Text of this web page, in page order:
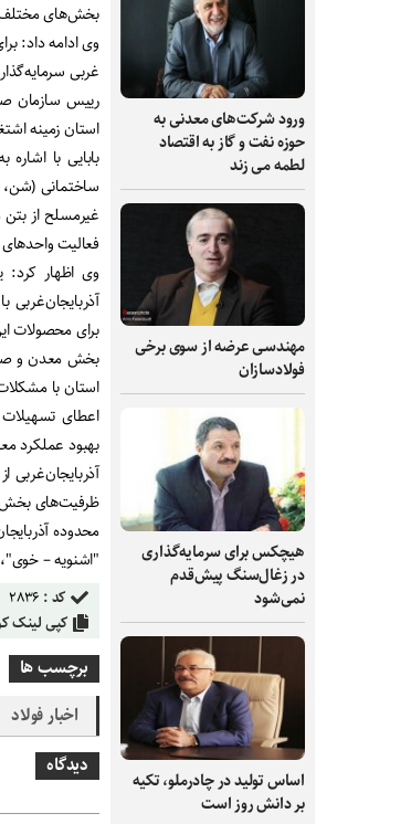
ورود شرکت‌های معدنی به
حوزه نفت و گاز به اقتصاد
لطمه می زند
مهندسی عرضه از سوی برخی
فولادسازان
هیچکس برای سرمایه‌گذاری
در زغال‌سنگ پیش‌قدم
نمی‌شود
اساس تولید در چادرملو، تکیه
بر دانش‌ روز است
بخش‌های مختلف
غربی سرمایه‌گذاری
استان زمینه
بابایی با
ساختمانی
غیرمسلح از
فعالیت
وی اظهار کرد:
برای محصولات
بخش معدن و
استان با
اعطای تسهیلات
بهبود عملکرد
آذربایجان‌غربی
ظرفیت‌های بخش
محدوده
"اشنویه –
کد : ۲۸۳۶
کپی لینک
برچسب ها
اخبار فولاد
دیدگاه